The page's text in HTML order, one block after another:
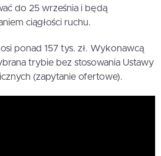
do 25 września i będą
ciągłości ruchu.
ponad 157 tys. zł. Wykonawcą
trybie bez stosowania Ustawy
(zapytanie ofertowe).